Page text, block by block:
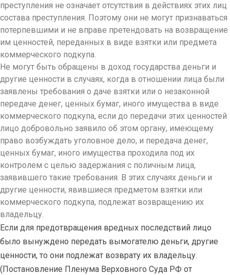
преступления не означает отсутствия в действиях этих лиц
состава преступления. Поэтому они не могут признаваться
потерпевшими и не вправе претендовать на возвращение
им ценностей, переданных в виде взятки или предмета
коммерческого подкупа.
Не могут быть обращены в доход государства деньги и
другие ценности в случаях, когда в отношении лица были
заявлены требования о даче взятки или о незаконной
передаче денег, ценных бумаг, иного имущества в виде
коммерческого подкупа, если до передачи этих ценностей
лицо добровольно заявило об этом органу, имеющему
право возбуждать уголовное дело, и передача денег,
ценных бумаг, иного имущества проходила под их
контролем с целью задержания с поличным лица,
заявившего такие требования. В этих случаях деньги и
другие ценности, явившиеся предметом взятки или
коммерческого подкупа, подлежат возвращению их
владельцу.
Если для предотвращения вредных последствий лицо
было вынуждено передать вымогателю деньги, другие
ценности, то они подлежат возврату их владельцу.
(Постановление Пленума Верховного Суда РФ от